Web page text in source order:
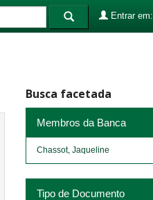
Entrar em:
Busca facetada
Membros da Banca
Chassot, Jaqueline
Tipo de Documento